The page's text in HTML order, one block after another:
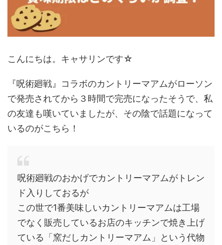
こんにちは。キャサリンです☆
『呪術廻戦』コラボのカントリーマアムがローソン
で発売されてから３時間で完売になったそうで、私
の友達も嘆いていましたが、その陰で話題になって
いるのがこちら！
呪術廻戦のおかげでカントリーマアムがトレン
ド入りしておるが
この世で1番美味しいカントリーマアムは工場
でなく販売しているお店のキッチンで焼き上げ
ている「窯だしカントリーマアム」という代物